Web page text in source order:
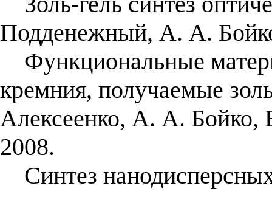
Подденежный, А. А.
Функциональные
кремния, получаемые
Алексеенко, А. А.
2008.
Синтез